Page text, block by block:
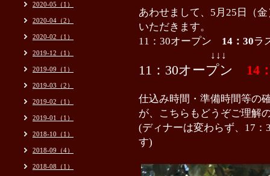
あわせまして、5 月25日（
いただきます。
11：30オープン 14：30ラ
↓↓↓
11：30オープン 14
仕込み時間・準備時間等の
が、こちらもどうぞご理解
(ディナーは変わらず、 17：
す)
2020-05（1）
2020-04（2）
2020-02（1）
2019-12（1）
2019-09（1）
2019-03（2）
2019-02（1）
2019-01（1）
2018-10（1）
2018-09（4）
2018-08（1）